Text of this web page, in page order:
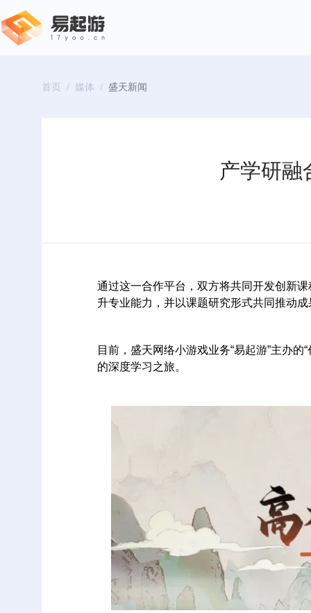
首页 / 媒体 / 盛天新闻
产学研融
通过这一合作平台，双方将共同开发创新
升专业能力，并以课题研究形式共同推动
目前，盛天网络小游戏业务“易起游”主办
的深度学习之旅。